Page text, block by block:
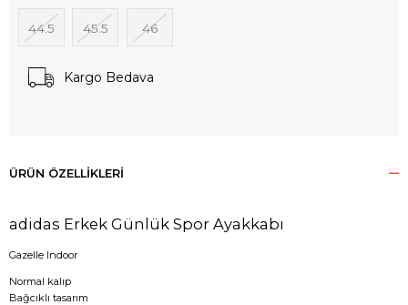
44.5 45.5 46
Kargo Bedava
ÜRÜN ÖZELLIKLERI
adidas Erkek Günlük Spor Ayakkabı
Gazelle Indoor
Normal kalıp
Bağcıklı tasarım